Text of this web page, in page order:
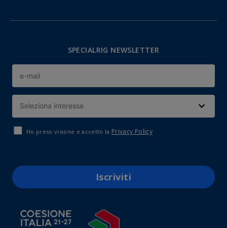
SPECIALRIG NEWSLETTER
Ho preso visione e accetto la Privacy Policy
Iscriviti